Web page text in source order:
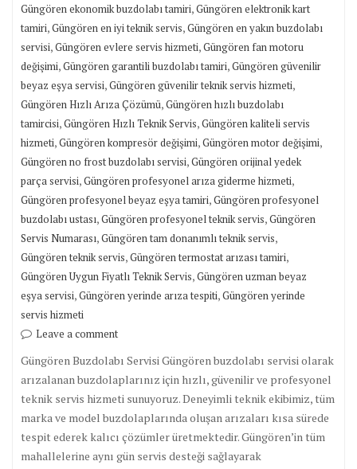
Güngören ekonomik buzdolabı tamiri,Güngören elektronik kart
tamiri,Güngören en iyi teknik servis,Güngören en yakın buzdolabı
servisi,Güngören evlere servis hizmeti,Güngören fan motoru
değişimi,Güngören garantili buzdolabı tamiri,Güngören güvenilir
beyaz eşya servisi,Güngören güvenilir teknik servis hizmeti,
Güngören Hızlı Arıza Çözümü,Güngören hızlı buzdolabı
tamircisi,Güngören Hızlı Teknik Servis,Güngören kaliteli servis
hizmeti,Güngören kompresör değişimi,Güngören motor değişimi,
Güngören no frost buzdolabı servisi,Güngören orijinal yedek
parça servisi,Güngören profesyonel arıza giderme hizmeti,
Güngören profesyonel beyaz eşya tamiri,Güngören profesyonel
buzdolabı ustası,Güngören profesyonel teknik servis,Güngören
Servis Numarası,Güngören tam donanımlı teknik servis,
Güngören teknik servis,Güngören termostat arızası tamiri,
Güngören Uygun Fiyatlı Teknik Servis,Güngören uzman beyaz
eşya servisi,Güngören yerinde arıza tespiti,Güngören yerinde
servis hizmeti
Leave a comment
Güngören Buzdolabı Servisi Güngören buzdolabı servisi olarak
arızalanan buzdolaplarınız için hızlı, güvenilir ve profesyonel
teknik servis hizmeti sunuyoruz. Deneyimli teknik ekibimiz, tüm
marka ve model buzdolaplarında oluşan arızaları kısa sürede
tespit ederek kalıcı çözümler üretmektedir. Güngören’in tüm
mahallelerine aynı gün servis desteği sağlayarak